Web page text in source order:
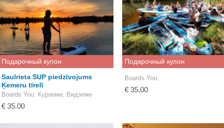
Подарочный купон
Saulrieta SUP piedzīvojums
Ķemeru tīrelī
Boards You: Курземе, Видземе
€ 35.00
Подарочный купон
Boards You:
€ 35.00